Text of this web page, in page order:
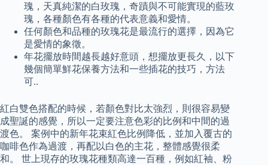
瑰，天真純潔的白玫瑰，奇蹟與不可能實現的藍玫
瑰，各種顏色有各種的代表意義和愛情。
任何顏色和品種的玫瑰花是最流行的選擇，因為它
是愛情的象徵。
年花擺放時間越長越好意頭，想擺放更長久，以下
幾個簡單鮮花保養方法和一些插花的技巧，方法
可..
紅白雙色搭配的時候，若顏色對比太強烈，則很容易變
成聖誕的感覺，所以一定要注意色彩的比例和中間的過
渡色。 案例中的新年花束紅色比例降低，並加入覆古的
咖啡色作為過渡，再配以白色的主花，整體感覺很柔
和。 世上現存的玫瑰花種類高達一百種，例如紅袖、粉